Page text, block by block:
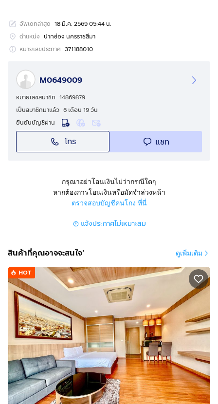
- ห้องฟิตเนส และ เซาว์น่า
- ห้องสมุด
- สนามเด็กเล่น
- ระบบ CCTV
** ราคาขาย 9,500,000 บาท
** ค่าใช้จ่ายวันโอนทั้งหมด คนละครึ่ง
ติดต่อ :กดเพื่อดูเบอร์โทร xxxxxx422
xxxxxx424
ID Line : jang_15380
https://maps.app.goo.gl/KB9ZDyW25cRE56ct9?
g_st=a
อัพเดทล่าสุด 18 มี.ค. 2569 05:44 น.
ตำแหน่ง ปากช่อง นครราชสีมา
หมายเลขประกาศ 371188010
M0649009
หมายเลขสมาชิก 14869879
เป็นสมาชิกมาแล้ว 6 เดือน 19 วัน
ยืนยันบัญชีผ่าน
โทร แชท
กรุณาอย่าโอนเงินไม่ว่ากรณีใดๆ
หากต้องการโอนเงินหรือมัดจำล่วงหน้า
ตรวจสอบบัญชีคนโกง ที่นี่
แจ้งประกาศไม่เหมาะสม
สินค้าที่คุณอาจจะสนใจ' ดูเพิ่มเติม
HOT